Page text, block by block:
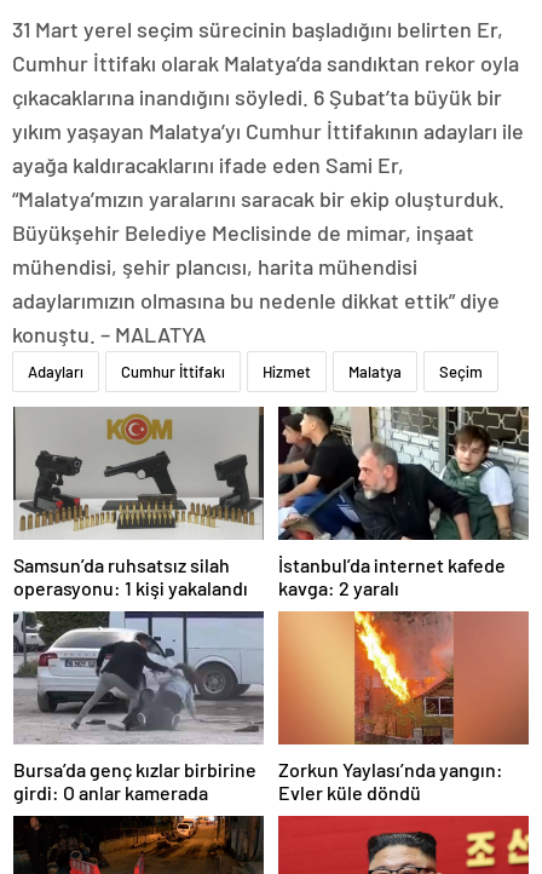
31 Mart yerel seçim sürecinin başladığını belirten Er,
Cumhur İttifakı olarak Malatya’da sandıktan rekor oyla
çıkacaklarına inandığını söyledi. 6 Şubat’ta büyük bir
yıkım yaşayan Malatya’yı Cumhur İttifakının adayları ile
ayağa kaldıracaklarını ifade eden Sami Er,
“Malatya’mızın yaralarını saracak bir ekip oluşturduk.
Büyükşehir Belediye Meclisinde de mimar, inşaat
mühendisi, şehir plancısı, harita mühendisi
adaylarımızın olmasına bu nedenle dikkat ettik” diye
konuştu. – MALATYA
Adayları Cumhur İttifakı Hizmet Malatya Seçim
Samsun’da ruhsatsız silah
operasyonu: 1 kişi yakalandı
İstanbul’da internet kafede
kavga: 2 yaralı
Bursa’da genç kızlar birbirine
girdi: O anlar kamerada
Zorkun Yaylası’nda yangın:
Evler küle döndü